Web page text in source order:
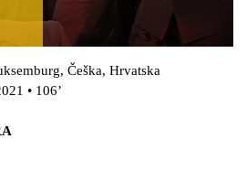
Češka, Hrvatska
• 106’